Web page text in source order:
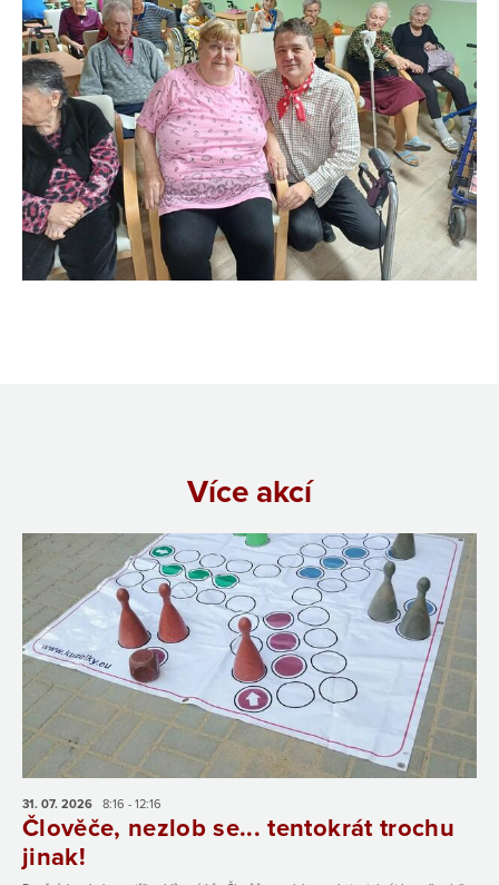
Více akcí
31. 07. 2026 8:16 - 12:16
Člověče, nezlob se... tentokrát trochu
jinak!